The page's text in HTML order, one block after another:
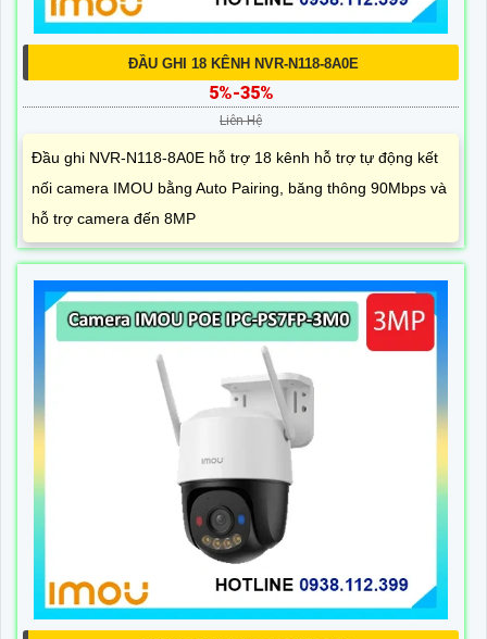
ĐẦU GHI 18 KÊNH NVR-N118-8A0E
5%-35%
Liên Hệ
Đầu ghi NVR-N118-8A0E hỗ trợ 18 kênh hỗ trợ tự động kết
nối camera IMOU bằng Auto Pairing, băng thông 90Mbps và
hỗ trợ camera đến 8MP